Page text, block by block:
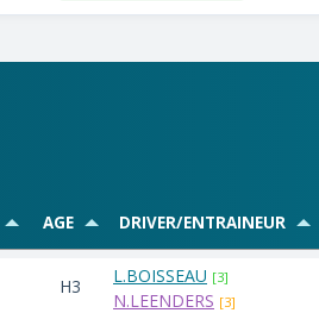
AGE DRIVER/ENTRAINEUR
H3 L.BOISSEAU [3]
N.LEENDERS [3]